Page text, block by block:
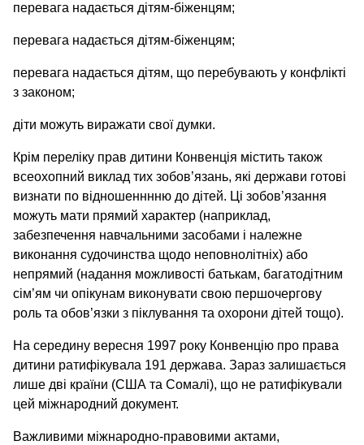
перевага надається дітям-біженцям;
перевага надається дітям-біженцям;
перевага надається дітям, що перебувають у конфлікті
з законом;
діти можуть виражати свої думки.
Крім переліку прав дитини Конвенція містить також
всеохопний виклад тих зобов’язань, які держави готові
визнати по відношенннню до дітей. Ці зобов’язання
можуть мати прямий характер (наприклад,
забезпечення навчальними засобами і належне
виконання судочинства щодо неповнолітніх) або
непрямий (надання можливості батькам, багатодітним
сім’ям чи опікунам виконувати свою першочергову
роль та обов’язки з піклування та охорони дітей тощо).
На середину вересня 1997 року Конвенцію про права
дитини ратифікувала 191 держава. Зараз залишається
лише дві країни (США та Сомалі), що не ратифікували
цей міжнародний документ.
Важливими міжнародно-правовими актами,